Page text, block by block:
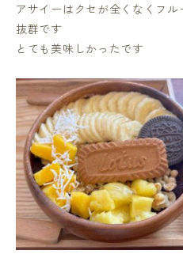
アサイーはクセが全くなくフ
抜群です
とても美味しかったです